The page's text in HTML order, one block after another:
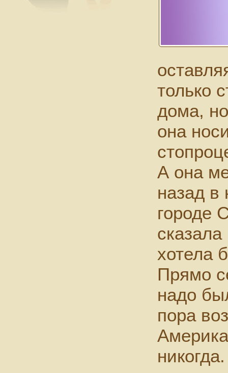
только
дома,
она
А она
назад в
городе
хотела
Прямо
надо
пора
никогда.